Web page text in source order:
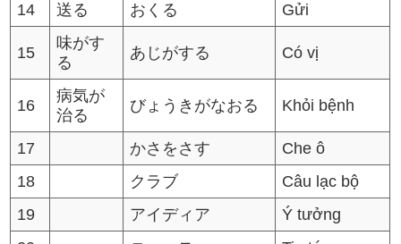
14
送る おくる Gửi
15
味がす
る
あじがする Có vị
16
病気が
治る
びょうきがなおる Khỏi bệnh
17 かさをさす
Che ô
18
クラブ
Câu lạc bộ
19
アイディア
Ý tưởng